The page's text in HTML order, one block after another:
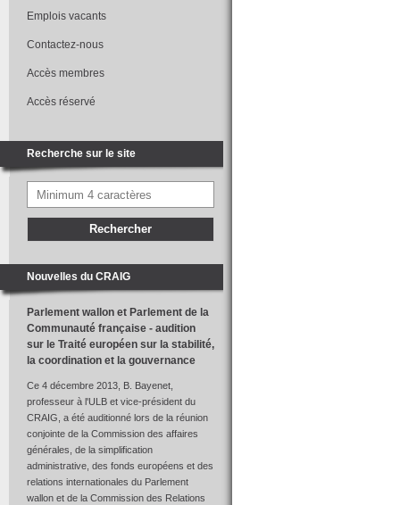
Emplois vacants
Contactez-nous
Accès membres
Accès réservé
Recherche sur le site
Nouvelles du CRAIG
Parlement wallon et Parlement de la
Communauté française - audition
sur le Traité européen sur la stabilité,
la coordination et la gouvernance
Ce 4 décembre 2013, B. Bayenet,
professeur à l'ULB et vice-président du
CRAIG, a été auditionné lors de la réunion
conjointe de la Commission des affaires
générales, de la simplification
administrative, des fonds européens et des
relations internationales du Parlement
wallon et de la Commission des Relations